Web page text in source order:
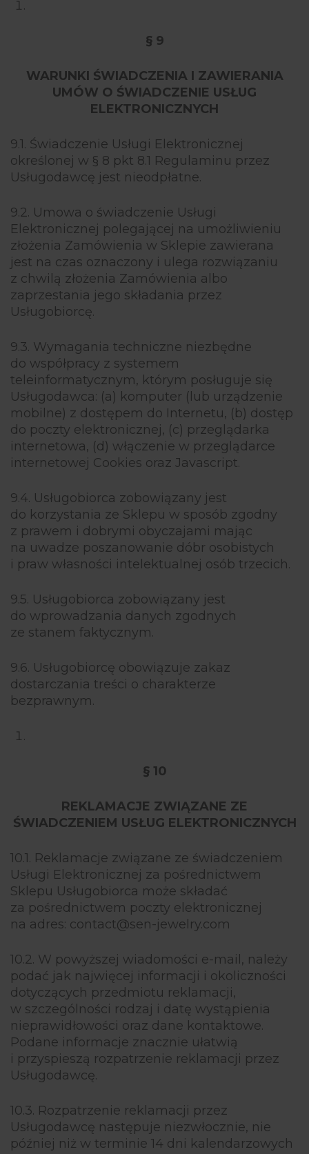
§ 9
WARUNKI ŚWIADCZENIA I ZAWIERANIA
UMÓW O ŚWIADCZENIE USŁUG
ELEKTRONICZNYCH
9.1. Świadczenie Usługi Elektronicznej
określonej w § 8 pkt 8.1 Regulaminu przez
Usługodawcę jest nieodpłatne.
9.2. Umowa o świadczenie Usługi
Elektronicznej polegającej na umożliwieniu
złożenia Zamówienia w Sklepie zawierana
jest na czas oznaczony i ulega rozwiązaniu
z chwilą złożenia Zamówienia albo
zaprzestania jego składania przez
Usługobiorcę.
9.3. Wymagania techniczne niezbędne
do współpracy z systemem
teleinformatycznym, którym posługuje się
Usługodawca: (a) komputer (lub urządzenie
mobilne) z dostępem do Internetu, (b) dostęp
do poczty elektronicznej, (c) przeglądarka
internetowa, (d) włączenie w przeglądarce
internetowej Cookies oraz Javascript.
9.4. Usługobiorca zobowiązany jest
do korzystania ze Sklepu w sposób zgodny
z prawem i dobrymi obyczajami mając
na uwadze poszanowanie dóbr osobistych
i praw własności intelektualnej osób trzecich.
9.5. Usługobiorca zobowiązany jest
do wprowadzania danych zgodnych
ze stanem faktycznym.
9.6. Usługobiorcę obowiązuje zakaz
dostarczania treści o charakterze
bezprawnym.
§ 10
REKLAMACJE ZWIĄZANE ZE
ŚWIADCZENIEM USŁUG ELEKTRONICZNYCH
10.1. Reklamacje związane ze świadczeniem
Usługi Elektronicznej za pośrednictwem
Sklepu Usługobiorca może składać
za pośrednictwem poczty elektronicznej
na adres: contact@sen-jewelry.com
10.2. W powyższej wiadomości e-mail, należy
podać jak najwięcej informacji i okoliczności
dotyczących przedmiotu reklamacji,
w szczególności rodzaj i datę wystąpienia
nieprawidłowości oraz dane kontaktowe.
Podane informacje znacznie ułatwią
i przyspieszą rozpatrzenie reklamacji przez
Usługodawcę.
10.3. Rozpatrzenie reklamacji przez
Usługodawcę następuje niezwłocznie, nie
później niż w terminie 14 dni kalendarzowych